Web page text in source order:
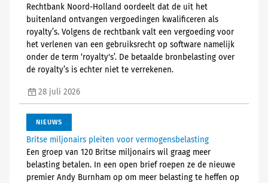
Rechtbank Noord-Holland oordeelt dat de uit het
buitenland ontvangen vergoedingen kwalificeren als
royalty’s. Volgens de rechtbank valt een vergoeding voor
het verlenen van een gebruiksrecht op software namelijk
onder de term ‘royalty's’. De betaalde bronbelasting over
de royalty’s is echter niet te verrekenen.
28 juli 2026
NIEUWS
Britse miljonairs pleiten voor vermogensbelasting
Een groep van 120 Britse miljonairs wil graag meer
belasting betalen. In een open brief roepen ze de nieuwe
premier Andy Burnham op om meer belasting te heffen op